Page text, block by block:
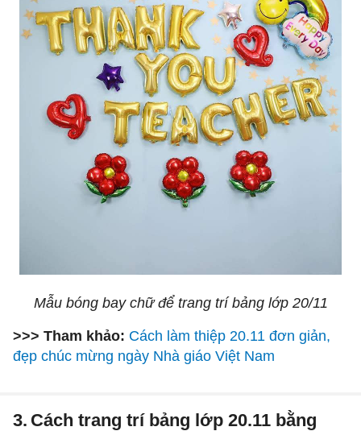
Mẫu bóng bay chữ để trang trí bảng lớp 20/11
>>> Tham khảo: Cách làm thiệp 20.11 đơn giản,
đẹp chúc mừng ngày Nhà giáo Việt Nam
Cách trang trí bảng lớp 20.11 bằng
3.